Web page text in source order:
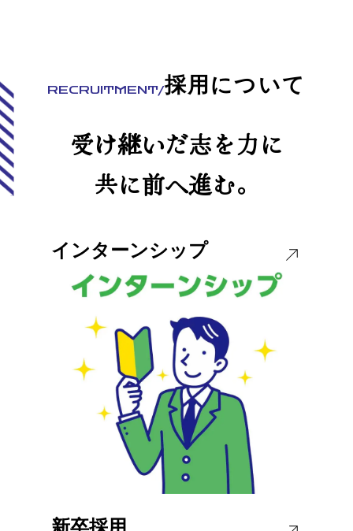
RECRUITMENT/採用について
受け継いだ志を力に
共に前へ進む。
インターンシップ